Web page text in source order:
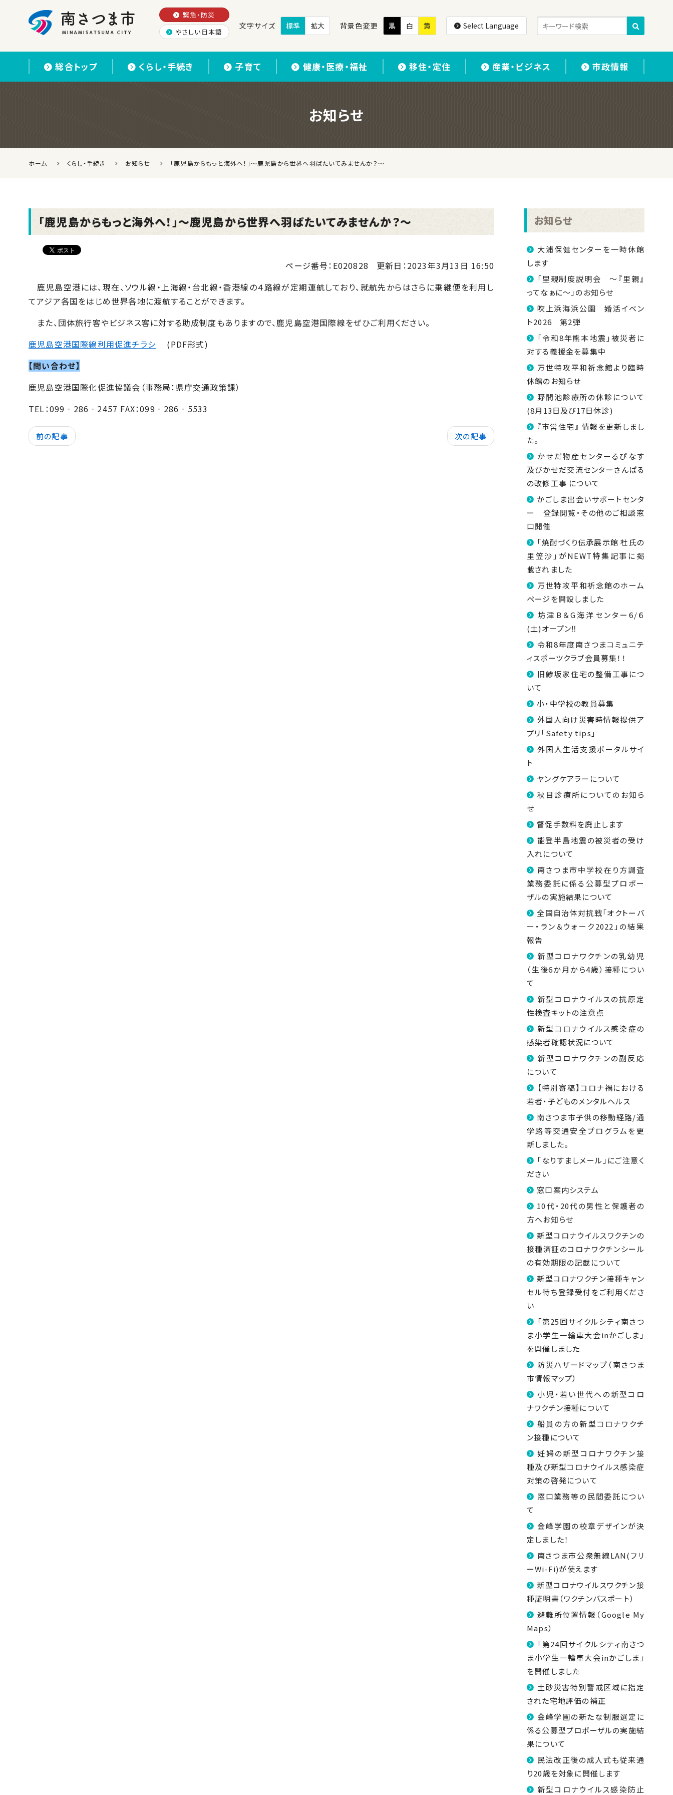
緊急・防災
やさしい日本語
文字サイズ 標準 拡大 背景色変更 黒 白 黄 Select Language
総合トップ くらし・手続き 子育て 健康・医療・福祉 移住・定住 産業・ビジネス 市政情報
お知らせ
ホーム くらし・手続き お知らせ 「鹿児島からもっと海外へ！」～鹿児島から世界へ羽ばたいてみませんか？～
「鹿児島からもっと海外へ！」～鹿児島から世界へ羽ばたいてみませんか？～
ページ番号：E020828 更新日：2023年3月13日 16:50
鹿児島空港には、現在、ソウル線・上海線・台北線・香港線の４路線が定期運航しており、就航先からはさらに乗継便を利用し
てアジア各国をはじめ世界各地に渡航することができます。
また、団体旅行客やビジネス客に対する助成制度もありますので、鹿児島空港国際線をぜひご利用ください。
鹿児島空港国際線利用促進チラシ (PDF形式)
【問い合わせ】
鹿児島空港国際化促進協議会（事務局：県庁交通政策課）
TEL：099‐286‐2457 FAX：099‐286‐5533
前の記事 次の記事
お知らせ
大浦保健センターを一時休館
します
「里親制度説明会 ～『里親』
ってなぁに～」のお知らせ
吹上浜海浜公園 婚活イベン
ト2026 第2弾
「令和8年熊本地震」被災者に
対する義援金を募集中
万世特攻平和祈念館より臨時
休館のお知らせ
野間池診療所の休診について
(8月13日及び17日休診)
『市営住宅』 情報を更新しまし
た。
かせだ物産センターるぴなす
及びかせだ交流センターさんぱる
の改修工事 について
かごしま出会いサポートセンタ
ー 登録閲覧・その他のご相談窓
口開催
「焼酎づくり伝承展示館 杜氏の
里笠沙」がNEWT特集記事に掲
載されました
万世特攻平和祈念館のホーム
ページを開設しました
坊津B＆G海洋センター6/６
(土)オープン‼
令和8年度南さつまコミュニテ
ィスポーツクラブ会員募集！！
旧鯵坂家住宅の整備工事につ
いて
小・中学校の教員募集
外国人向け災害時情報提供ア
プリ「Safety tips」
外国人生活支援ポータルサイ
ト
ヤングケアラーについて
秋目診療所についてのお知ら
せ
督促手数料を廃止します
能登半島地震の被災者の受け
入れについて
南さつま市中学校在り方調査
業務委託に係る公募型プロポー
ザルの実施結果について
全国自治体対抗戦「オクトーバ
ー・ラン＆ウォーク2022」の結果
報告
新型コロナワクチンの乳幼児
（生後6か月から4歳）接種につい
て
新型コロナウイルスの抗原定
性検査キットの注意点
新型コロナウイルス感染症の
感染者確認状況について
新型コロナワクチンの副反応
について
【特別寄稿】コロナ禍における
若者・子どものメンタルヘルス
南さつま市子供の移動経路/通
学路等交通安全プログラムを更
新しました。
「なりすましメール」にご注意く
ださい
窓口案内システム
10代・20代の男性と保護者の
方へお知らせ
新型コロナウイルスワクチンの
接種済証のコロナワクチンシール
の有効期限の記載について
新型コロナワクチン接種キャン
セル待ち登録受付をご利用くださ
い
「第25回サイクルシティ南さつ
ま小学生一輪車大会inかごしま」
を開催しました
防災ハザードマップ（南さつま
市情報マップ）
小児・若い世代への新型コロ
ナワクチン接種について
船員の方の新型コロナワクチ
ン接種について
妊婦の新型コロナワクチン接
種及び新型コロナウイルス感染症
対策の啓発について
窓口業務等の民間委託につい
て
金峰学園の校章デザインが決
定しました！
南さつま市公衆無線LAN(フリ
ーWi-Fi)が使えます
新型コロナウイルスワクチン接
種証明書（ワクチンパスポート）
避難所位置情報（Google My
Maps）
「第24回サイクルシティ南さつ
ま小学生一輪車大会inかごしま」
を開催しました
土砂災害特別警戒区域に指定
された宅地評価の補正
金峰学園の新たな制服選定に
係る公募型プロポーザルの実施結
果について
民法改正後の成人式も従来通
り20歳を対象に開催します
新型コロナウイルス感染防止